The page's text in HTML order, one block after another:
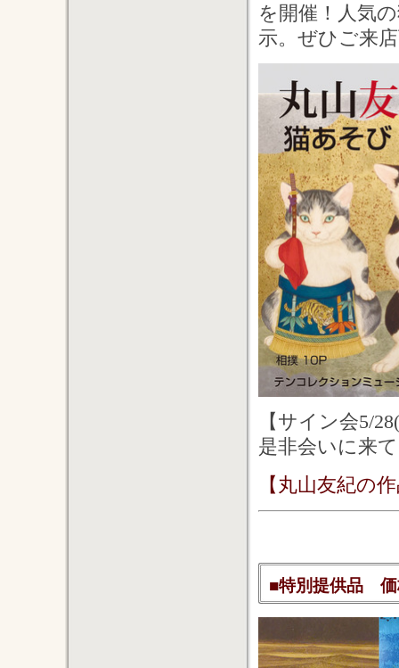
を開催！人気
示。ぜひご来
【サイン会5/
是非会いに来
【丸山友紀の
■特別提供品 価